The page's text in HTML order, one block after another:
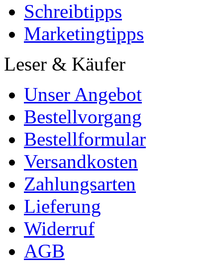
Schreibtipps
Marketingtipps
Leser & Käufer
Unser Angebot
Bestellvorgang
Bestellformular
Versandkosten
Zahlungsarten
Lieferung
Widerruf
AGB